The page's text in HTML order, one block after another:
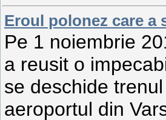
Eroul polonez care a
Pe 1 noiembrie
a reusit o
se deschide
aeroportul din